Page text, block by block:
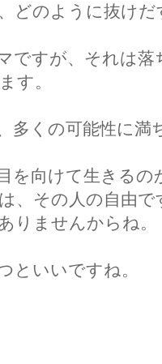
どのように抜けだ
ですが、それは
す。
多くの可能性に満
を向けて生きる
、その人の自由
りませんからね。
といいですね。